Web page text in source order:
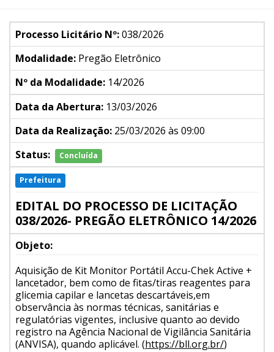
Processo Licitário Nº:038/2026
Modalidade: Pregão Eletrônico
Nº da Modalidade: 14/2026
Data da Abertura: 13/03/2026
Data da Realização: 25/03/2026 às 09:00
Status:
Concluída
Prefeitura
EDITAL DO PROCESSO DE LICITAÇÃO
038/2026- PREGÃO ELETRÔNICO 14/2026
Objeto:
Aquisição de Kit Monitor Portátil Accu-Chek Active +
lancetador, bem como de fitas/tiras reagentes para
glicemia capilar e lancetas descartáveis,em
observância às normas técnicas, sanitárias e
regulatórias vigentes, inclusive quanto ao devido
registro na Agência Nacional de Vigilância Sanitária
(ANVISA), quando aplicável. (https://bll.org.br/)